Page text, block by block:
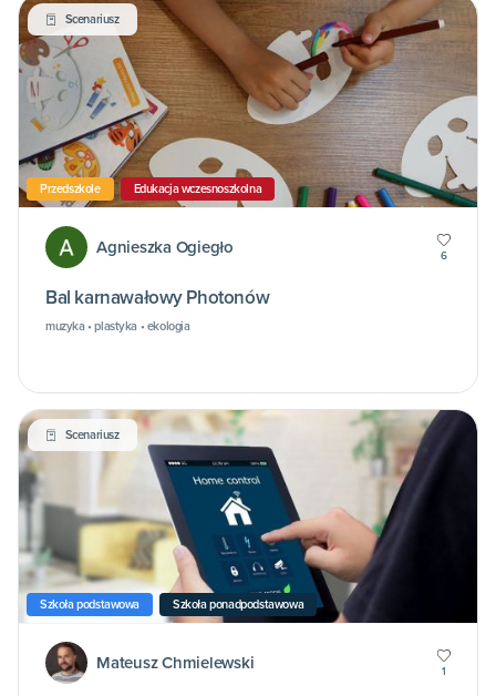
Scenariusz
Przedszkole Edukacja wczesnoszkolna
Agnieszka Ogiegło 6
Bal karnawałowy Photonów
muzyka • plastyka • ekologia
Scenariusz
Szkoła podstawowa Szkoła ponadpodstawowa
Mateusz Chmielewski 1